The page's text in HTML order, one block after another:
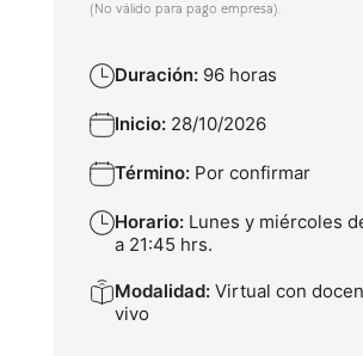
(No válido para pago empresa).
Duración: 96 horas
Inicio: 28/10/2026
Término: Por confirmar
Horario: Lunes y miércoles
a 21:45 hrs.
Modalidad: Virtual con
vivo